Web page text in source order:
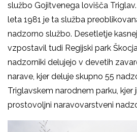
službo Gojitvenega lovišča
leta 1981 je ta služba
nadzorno službo. Desetletje
vzpostavil tudi Regijski park
nadzorniki delujejo v devetih
narave, kjer deluje skupno 55
Triglavskem narodnem parku,
prostovoljni naravovarstveni